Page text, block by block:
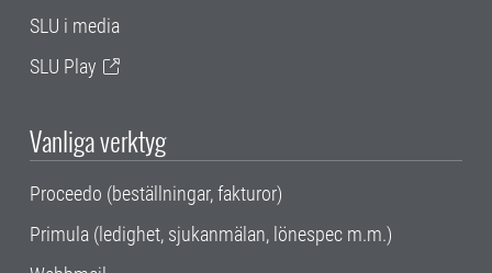
SLU i media
SLU Play
Vanliga verktyg
Proceedo (beställningar, fakturor)
Primula (ledighet, sjukanmälan, lönespec m.m.)